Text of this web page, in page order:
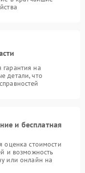
гарантия на
детали, что
и бесплатная
оценка стоимости
и возможность
или онлайн на